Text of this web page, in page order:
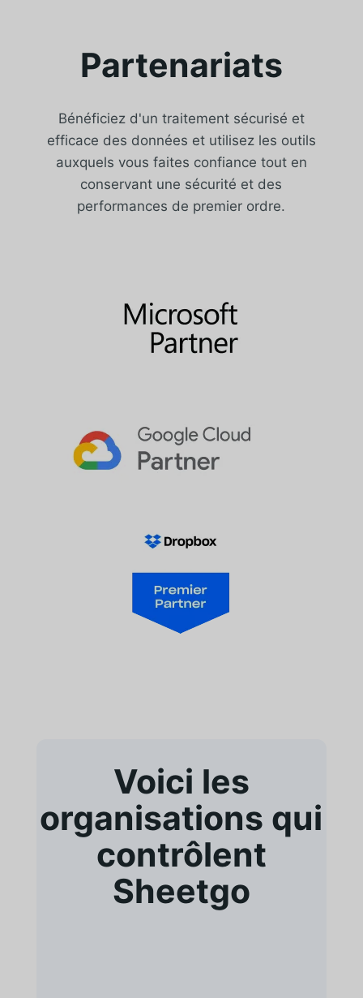
Partenariats
Bénéficiez d'un traitement sécurisé et
efficace des données et utilisez les outils
auxquels vous faites confiance tout en
conservant une sécurité et des
performances de premier ordre.
Voici les
organisations qui
contrôlent
Sheetgo